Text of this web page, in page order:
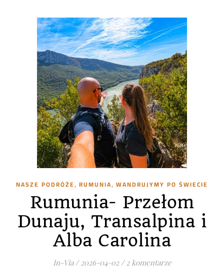
NASZE PODRÓŻE, RUMUNIA, WANDRUJYMY PO ŚWIECIE
Rumunia- Przełom
Dunaju, Transalpina i
Alba Carolina
In-Via / 2026-04-02 / 2 komentarze